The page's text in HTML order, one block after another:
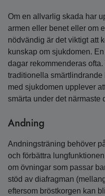
Om en allvarlig skada har
armen eller benet eller om
nödvändig är det viktigt att
kunskap om sjukdomen.
dagar rekommenderas
traditionella
med sjukdomen upplever
smärta under det närmaste
Andning
Andningsträning behöver
och förbättra
om övningar som passar
stöd av diafragman
eftersom bröstkorgen kan